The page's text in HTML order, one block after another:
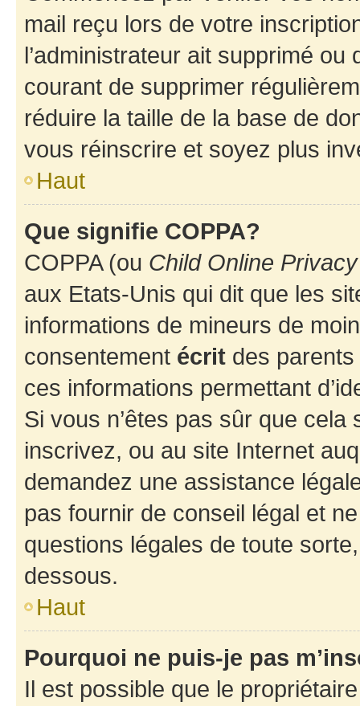
mail reçu lors de votre
l’administrateur ait supprimé
courant de supprimer
réduire la taille de la base de
vous réinscrire et soyez plus
Haut
Que signifie COPPA?
COPPA (ou Child Online
aux Etats-Unis qui dit que les
informations de mineurs de
consentement écrit des parents
ces informations permettant
Si vous n’êtes pas sûr que
inscrivez, ou au site Internet
demandez une assistance
pas fournir de conseil légal et
questions légales de toute
dessous.
Haut
Pourquoi ne puis-je pas
Il est possible que le